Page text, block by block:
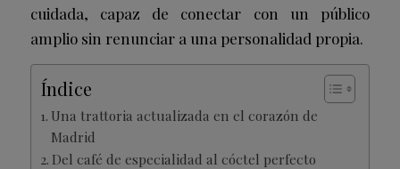
cuidada, capaz de conectar con un público
amplio sin renunciar a una personalidad propia.
Índice
Una trattoria actualizada en el corazón de
Madrid
Del café de especialidad al cóctel perfecto